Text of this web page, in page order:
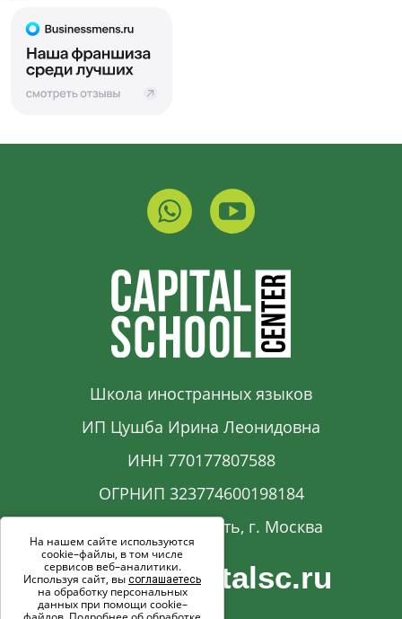
Школа иностранных языков
ИП Цушба Ирина Леонидовна
ИНН 770177807588
ОГРНИП 323774600198184
Московская область, г. Москва
info@capitalsc.ru
На нашем сайте используются
cookie–файлы, в том числе
сервисов веб–аналитики.
Используя сайт, вы соглашаетесь
на обработку персональных
данных при помощи cookie–